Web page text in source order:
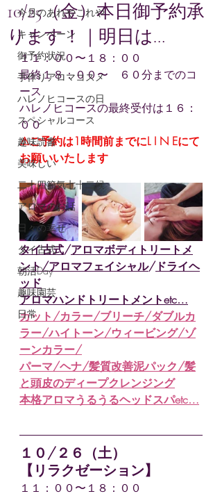
今月のあれやこれや
キャンペーン
御予約状況
手作りアロマコスメ
ハレノヒコースの日
スペシャルコース
趣味読書
美味しい
二十四節気七十二候
アロマのお話
日々の幸せ
タイ古式
朝活Day
趣味園芸
日常
10/25（金）本日御予約承
ります！｜明日は…
１１：００〜１８：００
最終１８：００〜
６０分までのコ
ース
ハレノヒコースの最終受付は１６：
００
⚠ご予約は1時間前までにL I N Eにて
お願いいたします
タイ古式/アロマボディトリートメ
ント/アロマフェイシャル/ドライヘ
ッド
アロマハンドトリートメントetc…
カット/カラー/ブリーチ/ダブルカ
ラー/ハイトーン/ウィービング/ゾ
ーンカラー/
パーマ/ヘナ/髪質改善泥パック/髪
と頭皮のディープクレンジング
本格アロマうるうるヘッドスパetc…
１０/２６
（土）
【リラクゼーション】
１１：００〜１８：００